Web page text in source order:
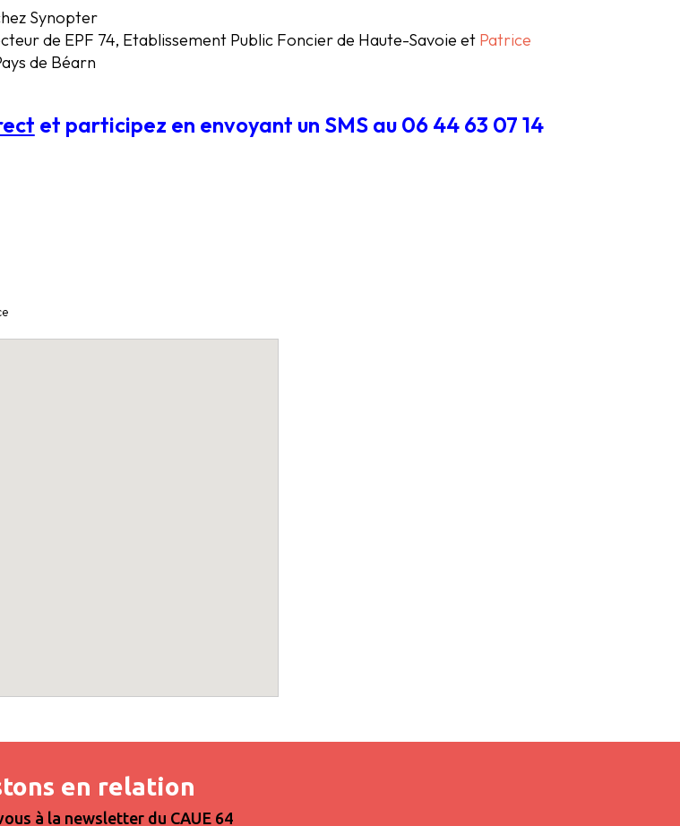
Synopter
de EPF 74, Etablissement Public Foncier de Haute-Savoie et Patrice
de Béarn
et participez en envoyant un SMS au 06 44 63 07 14
en relation
à la newsletter du CAUE 64